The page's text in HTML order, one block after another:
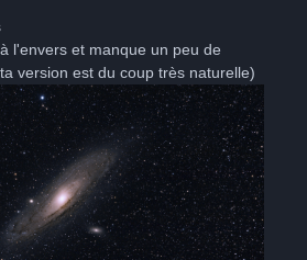
l'envers et manque un peu de
version est du coup très naturelle)